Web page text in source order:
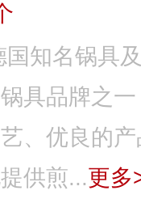
知名锅具
具品牌之
、优良的
供煎...更多